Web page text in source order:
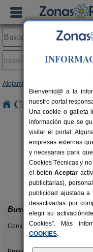
Alojamientos
Casas Rurales
La
Cabeza del
Buscar
Comunidades:
Bienvenid@ a la
nuestro portal
Una cookie o galleta
información que se
visitar el portal.
empresas externas
y necesarias para
Cookies Técnicas y
el botónAceptar
publicitarias),
publicidad ajustada a
desactivarlas por
elegir su activación/
Cookies”. Más
COOKIES.